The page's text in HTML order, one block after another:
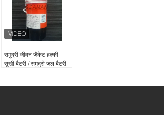
समुद्री जीवन जैकेट हल्की
सूखी बैटरी / समुद्री जल बैटरी